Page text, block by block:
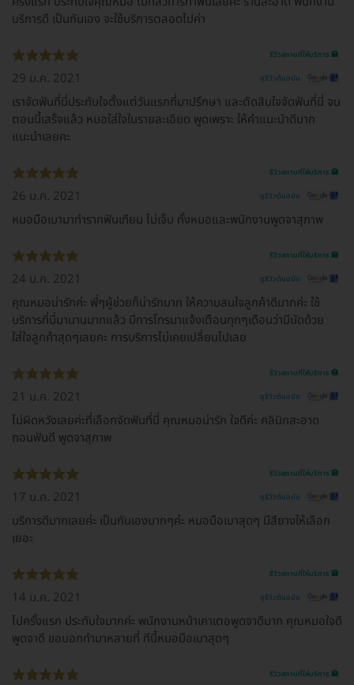
บริการดี เป็นกันเอง จะใช้บริการตลอดไปค่า
รีวิวสถานที่ให้บริการ 🏥
29 ม.ค. 2021 ดูรีวิวต้นฉบับ
เราจัดฟันที่นี่ประทับใจตั้งแต่วันแรกที่มาปรึกษา และตัดสินใจจัดฟันที่นี่ จน
ตอนนี้เสร็จแล้ว หมอใส่ใจในรายละเอียด พูดเพราะ ให้คำแนะนำดีมาก
แนะนำเลยคะ
รีวิวสถานที่ให้บริการ 🏥
26 ม.ค. 2021 ดูรีวิวต้นฉบับ
หมอมือเบามาทำรากฟันเทียม ไม่เจ็บ ทั้งหมอและพนักงานพูดจาสุภาพ
รีวิวสถานที่ให้บริการ 🏥
24 ม.ค. 2021 ดูรีวิวต้นฉบับ
คุณหมอน่ารักค่ะ พี่ๆผู้ช่วยก็น่ารักมาก ให้ความสนใจลูกค้าดีมากค่ะ ใช้
บริการที่นี่มานานมากแล้ว มีการโทรมาแจ้งเตือนทุกๆเดือนว่ามีนัดด้วย
ใส่ใจลูกค้าสุดๆเลยคะ การบริการไม่เคยเปลี่ยนไปเลย
รีวิวสถานที่ให้บริการ 🏥
21 ม.ค. 2021 ดูรีวิวต้นฉบับ
ไม่ผิดหวังเลยค่ะที่เลือกจัดฟันที่นี่ คุณหมอน่ารัก ใจดีค่ะ คลินิกสะอาด
ถอนฟันดี พูดจาสุภาพ
รีวิวสถานที่ให้บริการ 🏥
17 ม.ค. 2021 ดูรีวิวต้นฉบับ
บริการดีมากเลยค่ะ เป็นกันเองมากๆค่ะ หมอมือเบาสุดๆ มีสียางให้เลือก
เยอะ
รีวิวสถานที่ให้บริการ 🏥
14 ม.ค. 2021 ดูรีวิวต้นฉบับ
ไปครั้งแรก ประทับใจมากค่ะ พนักงานหน้าเคาเตอพูดจาดีมาก คุณหมอใจดี
พูดจาดี ขอบอกทำมาหลายที่ ทีนี้หมอมือเบาสุดๆ
รีวิวสถานที่ให้บริการ 🏥